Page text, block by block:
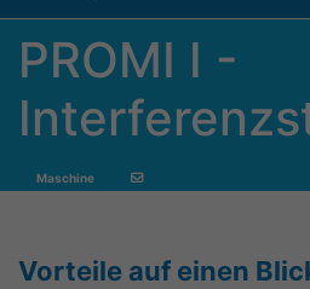
PROMI I -
Maschine
Vorteile auf einen